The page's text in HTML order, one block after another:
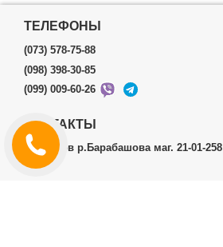
ТЕЛЕФОНЫ
(073) 578-75-88
(098) 398-30-85
(099) 009-60-26
КОНТАКТЫ
г.Харьков р.Барабашова маг. 21-01-258